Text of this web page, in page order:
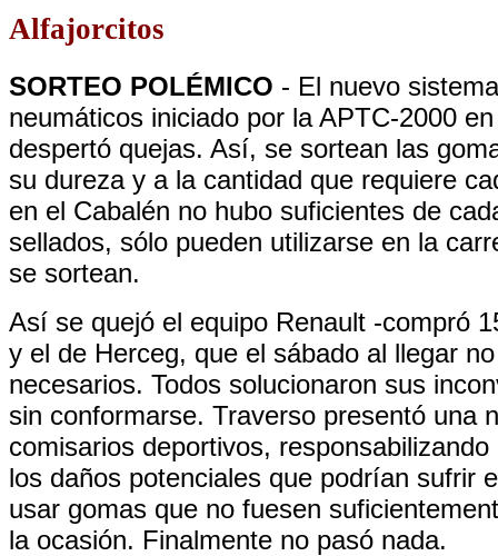
Alfajorcitos
SORTEO POLÉMICO - El nuevo
neumáticos iniciado por la APTC-2000
despertó quejas. Así, se sortean las
su dureza y a la cantidad que requiere
en el Cabalén no hubo suficientes de
sellados, sólo pueden utilizarse en la
se sortean.
Así se quejó el equipo Renault -compró
y el de Herceg, que el sábado al llegar
necesarios. Todos solucionaron sus
sin conformarse. Traverso presentó una
comisarios deportivos,
los daños potenciales que podrían sufrir
usar gomas que no fuesen
la ocasión. Finalmente no pasó nada.